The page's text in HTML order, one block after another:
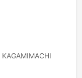
KAGAMIMACHI